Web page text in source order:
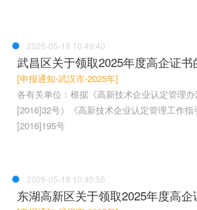
2026-05-18 10:49:40
武昌区关于领取2025年度高企证书
[申报通知-武汉市-2025年]
各有关单位：根据《高新技术企业认定管理
[2016]32号）《高新技术企业认定管理工作指
[2016]195号
2026-05-18 10:40:55
东湖高新区关于领取2025年度高